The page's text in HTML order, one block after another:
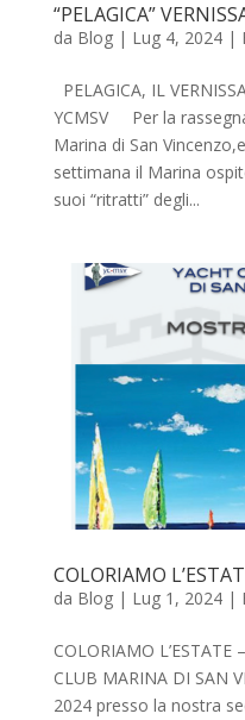
“PELAGICA”
da Blog| Lug 4, 2024|
PELAGICA, IL
YCMSV Per la
Marina di San
settimana il Marina
suoi “ritratti” degli...
COLORIAMO
da Blog| Lug 1, 2024|
COLORIAMO L’ESTATE
CLUB MARINA DI SAN
2024 presso la nostra